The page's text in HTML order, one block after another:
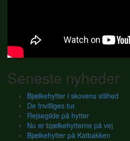
Seneste nyheder
Bjælkehytter i skovens stilhed
De frivilliges tur.
Rejsegilde på hytter
Nu er bjælkehytterne på vej
Bjælkehytter på Katbakken